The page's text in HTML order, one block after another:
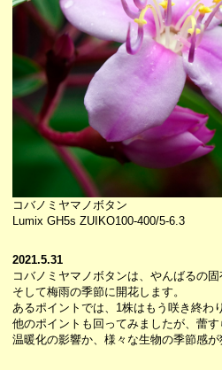
コバノミヤマノボタン
Lumix GH5s ZUIKO100-400/5-6.3
2021.5.31
コバノミヤマノボタンは、やんばるの固
そして梅雨の季節に開花します。
あるポイントでは、1株はもう咲き終わ
他のポイントも回ってみましたが、蕾す
温暖化の影響か、様々な生物の季節感